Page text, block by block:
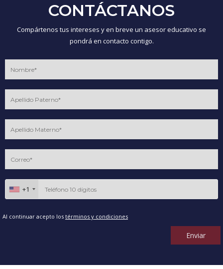
CONTÁCTANOS
Compártenos tus intereses y en breve un asesor educativo se
pondrá en contacto contigo.
+1
Al continuar acepto los términos y condiciones
Enviar